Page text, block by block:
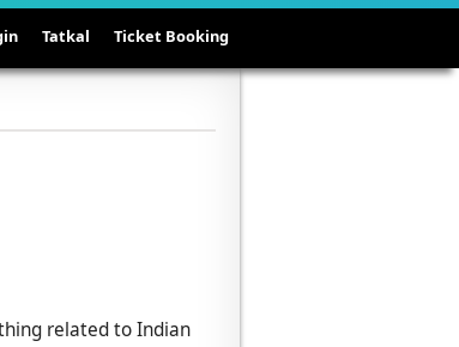
Ticket Booking
Tatkal
related to Indian